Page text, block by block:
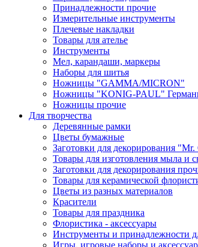
Принадлежности прочие
Измерительные инструменты
Плечевые накладки
Товары для ателье
Инструменты
Мел, карандаши, маркеры
Наборы для шитья
Ножницы "GAMMA/MICRON"
Ножницы "KONIG-PAUL"
Ножницы прочие
Для творчества
Деревянные рамки
Цветы бумажные
Заготовки для декорирования
Товары для изготовления мыла и
Заготовки для декорирования
Товары для керамической
Цветы из разных материалов
Красители
Товары для праздника
Флористика - аксессуары
Инструменты и принадлежности
Игры, игровые наборы и